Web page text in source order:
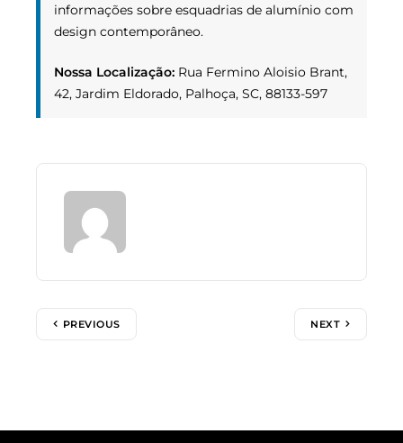
informações sobre esquadrias de alumínio com
design contemporâneo.
Nossa Localização: Rua Fermino Aloisio Brant,
42, Jardim Eldorado, Palhoça, SC, 88133-597
PREVIOUS NEXT